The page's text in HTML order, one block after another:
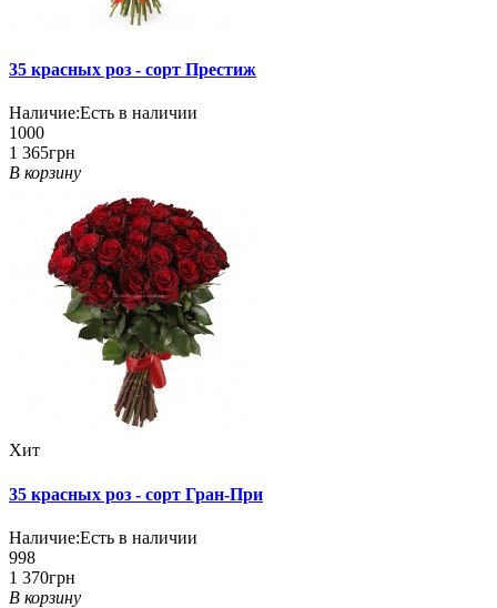
35 красных роз - сорт Престиж
Наличие:Есть в наличии
1000
1 365грн
В корзину
Хит
35 красных роз - сорт Гран-При
Наличие:Есть в наличии
998
1 370грн
В корзину